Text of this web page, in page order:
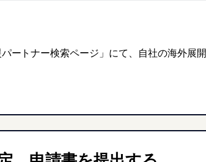
ートナー検索ページ」にて、自社の海外展開